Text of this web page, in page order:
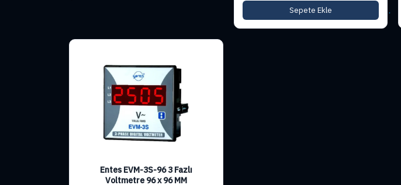
Sepete Ekle
Entes EVM-3S-96 3 Fazlı
Voltmetre 96 x 96 MM